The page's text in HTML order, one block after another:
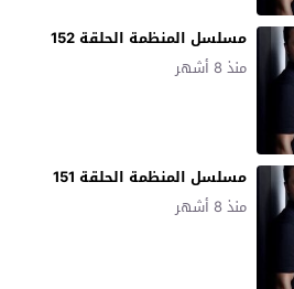
مسلسل المنظمة الحلقة 152
منذ 8 أشهر
مسلسل المنظمة الحلقة 151
منذ 8 أشهر